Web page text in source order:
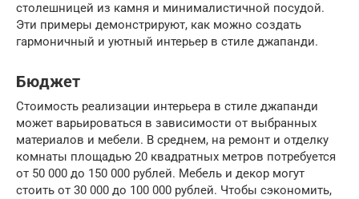
столешницей из камня и минималистичной посудой.
Эти примеры демонстрируют, как можно создать
гармоничный и уютный интерьер в стиле джапанди.
Бюджет
Стоимость реализации интерьера в стиле джапанди
может варьироваться в зависимости от выбранных
материалов и мебели. В среднем, на ремонт и отделку
комнаты площадью 20 квадратных метров потребуется
от 50 000 до 150 000 рублей. Мебель и декор могут
стоить от 30 000 до 100 000 рублей. Чтобы сэкономить,